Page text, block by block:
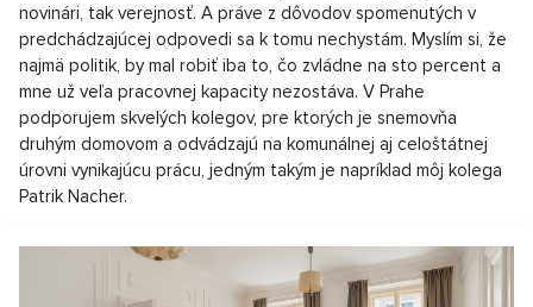
novinári, tak verejnosť. A práve z dôvodov spomenutých v
predchádzajúcej odpovedi sa k tomu nechystám. Myslím si, že
najmä politik, by mal robiť iba to, čo zvládne na sto percent a
mne už veľa pracovnej kapacity nezostáva. V Prahe
podporujem skvelých kolegov, pre ktorých je snemovňa
druhým domovom a odvádzajú na komunálnej aj celoštátnej
úrovni vynikajúcu prácu, jedným takým je napríklad môj kolega
Patrik Nacher.